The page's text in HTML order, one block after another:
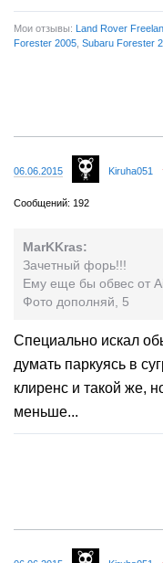
атмосферник.
Мои отзывы: Land Rover
Forester 2005 Subaru Forester
06.06.2015 Kiruha051
Сообщений: 192
MarKKras:
Зачетный форь!!!
Ему еще бы обвес от
Фото дополняй, 5
Специально искал
думать паркуясь в
клиренс и такой же,
меньше...